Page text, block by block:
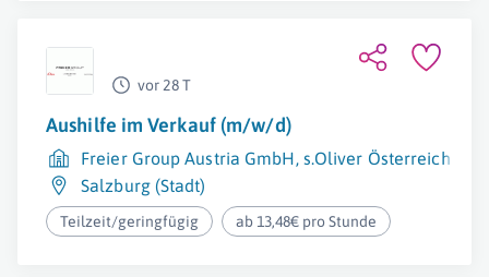
vor 28 T
Aushilfe im Verkauf (m/w/d)
Freier Group Austria GmbH, s.Oliver Österreich
Salzburg (Stadt)
Teilzeit/geringfügig ab 13,48€ pro Stunde